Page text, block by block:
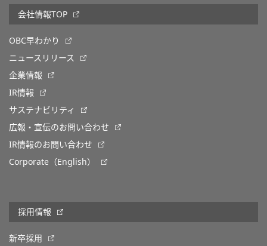
会社情報TOP
OBC早わかり
ニュースリリース
企業情報
IR情報
サステナビリティ
広報・宣伝のお問い合わせ
IR情報のお問い合わせ
Corporate（English）
採用情報
新卒採用